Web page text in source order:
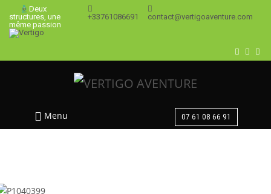
Deux
structures, une
même passion
+33761086691 contact@vertigoaventure.com
Menu 07 61 08 66 91